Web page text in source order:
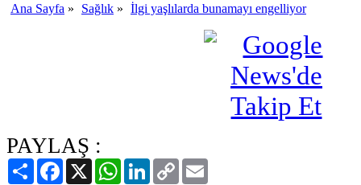
Ana Sayfa » Sağlık » İlgi yaşlılarda bunamayı engelliyor
PAYLAŞ :
PaylaşFacebook
X WhatsAppLinkedIn
Copy
Link